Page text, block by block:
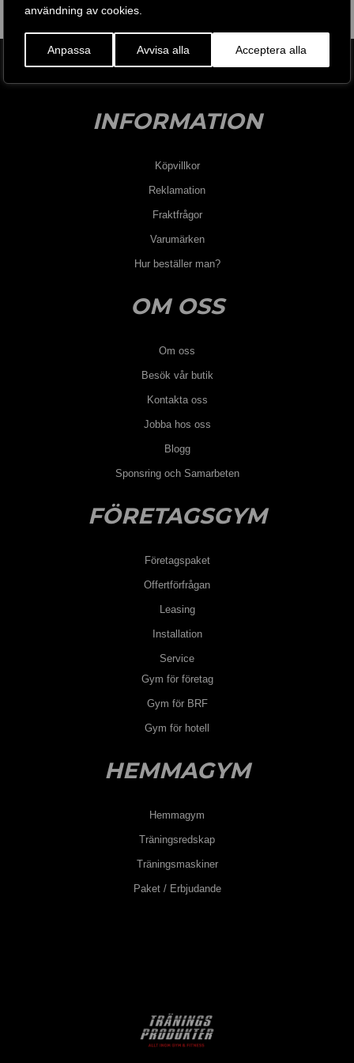
användning av cookies.
Anpassa Avvisa alla Acceptera alla
Vi säger “Upplev skillnaden” – det är mer än bara en
slogan!
INFORMATION
Köpvillkor
Reklamation
Fraktfrågor
Varumärken
Hur beställer man?
OM OSS
Om oss
Besök vår butik
Kontakta oss
Jobba hos oss
Blogg
Sponsring och Samarbeten
FÖRETAGSGYM
Företagspaket
Offertförfrågan
Leasing
Installation
Service
Gym för företag
Gym för BRF
Gym för hotell
HEMMAGYM
Hemmagym
Träningsredskap
Träningsmaskiner
Paket / Erbjudande